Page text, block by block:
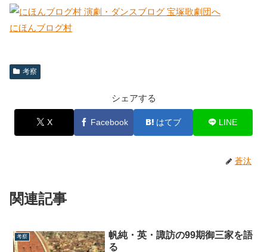
にほんブログ村
考察
シェアする
X Facebook はてブ LINE
蒼汰
関連記事
考察
帆純・英・諏訪の99期御三家を語
る